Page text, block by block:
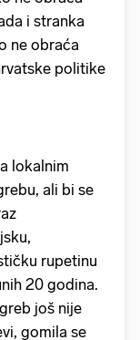
i stranka
ne obraća
politike
lokalnim
ali bi se
rupetinu
20 godina.
još nije
gomila se